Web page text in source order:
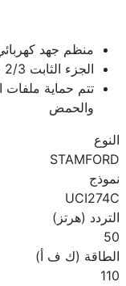
منظم جهد
الجزء الثابت 2/3 خطوة للفشل التوافقي
تتم حماية ملفات
والحمض
النوع
STAMFORD
نموذج
UCI274C
التردد (هرتز)
50
الطاقة (ك ف أ)
110